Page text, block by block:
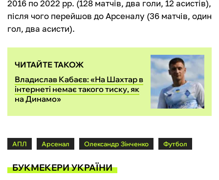
2016 по 2022 рр. (128 матчів, два голи, 12 асистів),
після чого перейшов до Арсеналу (36 матчів, один
гол, два асисти).
ЧИТАЙТЕ ТАКОЖ
Владислав Кабаєв: «На Шахтар в
інтернеті немає такого тиску, як
на Динамо»
АПЛ Арсенал Олександр Зінченко Футбол
БУКМЕКЕРИ УКРАЇНИ